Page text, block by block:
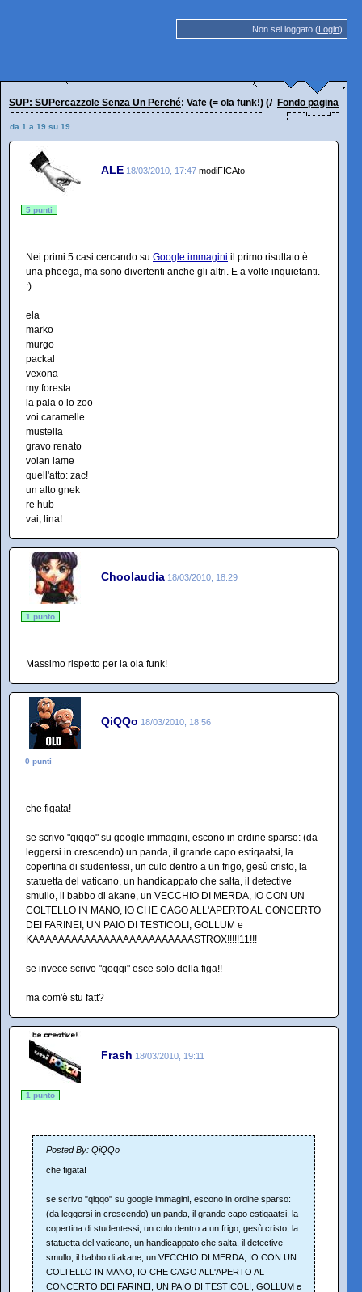
Non sei loggato (Login)
SUP: SUPercazzole Senza Un Perché: Vafe (= ola funk!) (Anagrammi e
Fondo pagina
da 1 a 19 su 19
ALE 18/03/2010, 17:47 modiFICAto
5 punti
Nei primi 5 casi cercando su Google immagini il primo risultato è
una pheega, ma sono divertenti anche gli altri. E a volte inquietanti.
:)
ela
marko
murgo
packal
vexona
my foresta
la pala o lo zoo
voi caramelle
mustella
gravo renato
volan lame
quell'atto: zac!
un alto gnek
re hub
vai, lina!
Choolaudia 18/03/2010, 18:29
1 punto
Massimo rispetto per la ola funk!
QiQQo 18/03/2010, 18:56
0 punti
che figata!
se scrivo "qiqqo" su google immagini, escono in ordine sparso: (da
leggersi in crescendo) un panda, il grande capo estiqaatsi, la
copertina di studentessi, un culo dentro a un frigo, gesù cristo, la
statuetta del vaticano, un handicappato che salta, il detective
smullo, il babbo di akane, un VECCHIO DI MERDA, IO CON UN
COLTELLO IN MANO, IO CHE CAGO ALL'APERTO AL CONCERTO
DEI FARINEI, UN PAIO DI TESTICOLI, GOLLUM e
KAAAAAAAAAAAAAAAAAAAAAAAAASTROX!!!!!11!!!
se invece scrivo "qoqqi" esce solo della figa!!
ma com'è stu fatt?
Frash 18/03/2010, 19:11
1 punto
Posted By: QiQQo
che figata!
se scrivo "qiqqo" su google immagini, escono in ordine sparso:
(da leggersi in crescendo) un panda, il grande capo estiqaatsi, la
copertina di studentessi, un culo dentro a un frigo, gesù cristo, la
statuetta del vaticano, un handicappato che salta, il detective
smullo, il babbo di akane, un VECCHIO DI MERDA, IO CON UN
COLTELLO IN MANO, IO CHE CAGO ALL'APERTO AL
CONCERTO DEI FARINEI, UN PAIO DI TESTICOLI, GOLLUM e